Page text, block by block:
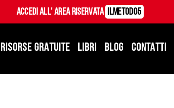
Accedi all' Area Riservata ILMetodo5
RISORSE GRATUITE LIBRI BLOG CONTATTI